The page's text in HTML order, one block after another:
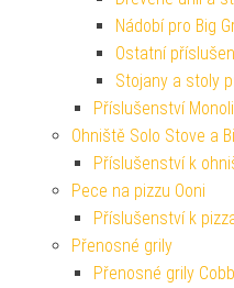
Nádobí pro Big
Ostatní
Stojany a stoly
Příslušenství
Ohniště Solo Stove a
Příslušenství k
Pece na pizzu Ooni
Příslušenství k
Přenosné grily
Přenosné grily Cobb